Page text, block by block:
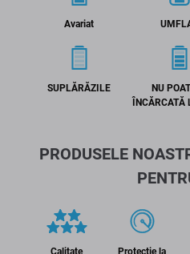
Avariat
SUPLĂRĂZILE
NU
ÎNCĂRCATĂ
PRODUSELE
Calitate Protectie la